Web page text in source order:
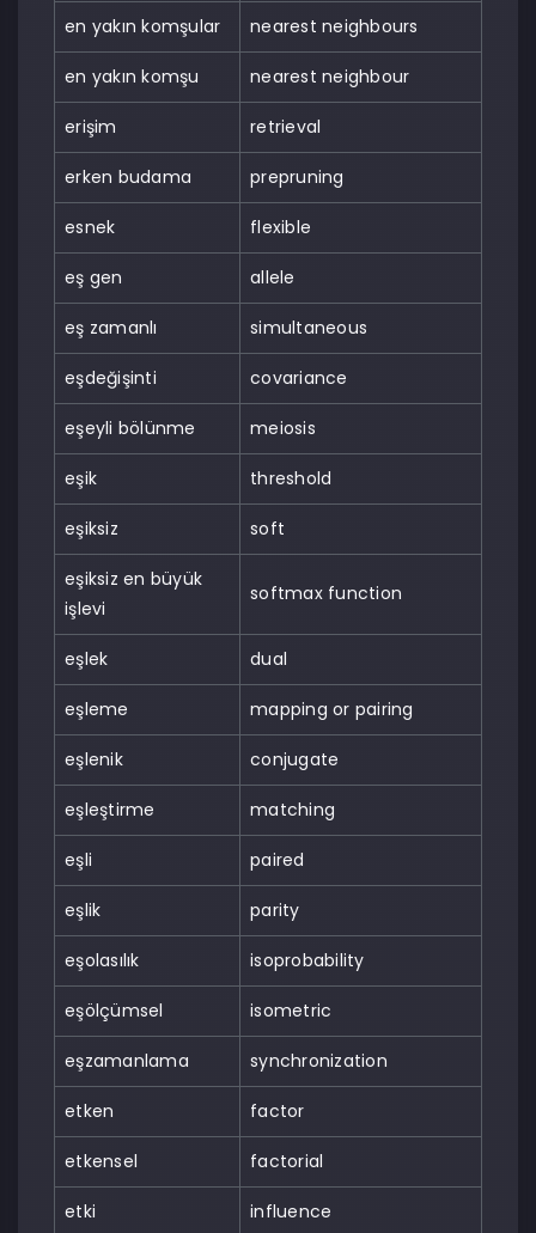
en yakın komşular nearest neighbours
en yakın komşu nearest neighbour
erişim retrieval
erken budama prepruning
esnek flexible
eş gen allele
eş zamanlı simultaneous
eşdeğişinti covariance
eşeyli bölünme meiosis
eşik threshold
eşiksiz soft
eşiksiz en büyük
işlevi
softmax function
eşlek dual
eşleme mapping or pairing
eşlenik conjugate
eşleştirme matching
eşli paired
eşlik parity
eşolasılık isoprobability
eşölçümsel isometric
eşzamanlama synchronization
etken factor
etkensel factorial
etki influence